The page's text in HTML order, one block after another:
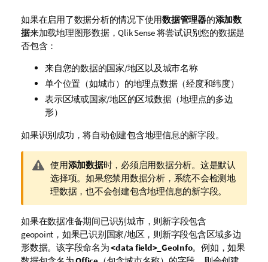
如果在启用了数据分析的情况下使用数据管理器的添加数
据来加载地理图形数据，Qlik Sense将尝试识别您的数据是
否包含：
来自您的数据的国家/地区以及城市名称
单个位置（如城市）的地理点数据（经度和纬度）
表示区域或国家/地区的区域数据（地理点的多边
形）
如果识别成功，将自动创建包含地理信息的新字段。
警
告
注
释
使用添加数据时，必须启用数据分析。这是默认
选择项。如果您禁用数据分析，系统不会检测地
理数据，也不会创建包含地理信息的新字段。
如果在数据准备期间已识别城市，则新字段包含
geopoint，如果已识别国家/地区，则新字段包含区域多边
形数据。该字段命名为<data field>_GeoInfo。例如，如果